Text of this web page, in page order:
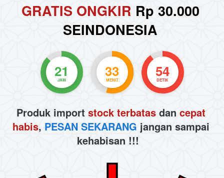
GRATIS ONGKIR Rp 30.000
SEINDONESIA
21
JAM 33
MENIT 53
DETIK
Produk import stock terbatas dan cepat
habis, PESAN SEKARANG jangan sampai
kehabisan !!!